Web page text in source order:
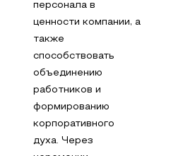
персонала в
ценности компании, а
также
способствовать
объединению
работников и
формированию
корпоративного
духа. Через